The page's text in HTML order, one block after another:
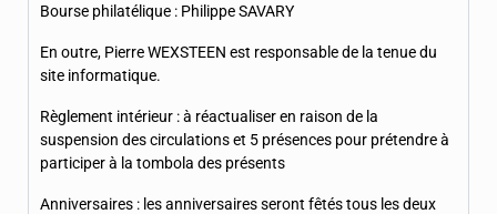
Bourse philatélique : Philippe SAVARY
En outre, Pierre WEXSTEEN est responsable de la tenue du
site informatique.
Règlement intérieur : à réactualiser en raison de la
suspension des circulations et 5 présences pour prétendre à
participer à la tombola des présents
Anniversaires : les anniversaires seront fêtés tous les deux